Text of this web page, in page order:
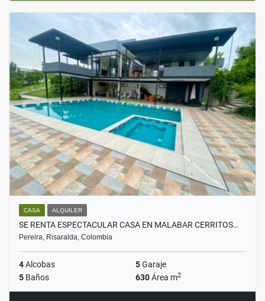
CASA ALQUILER
SE RENTA ESPECTACULAR CASA EN MALABAR CERRITOS…
Pereira, Risaralda, Colombia
4Alcobas 5Garaje
5 Baños 630Área m2